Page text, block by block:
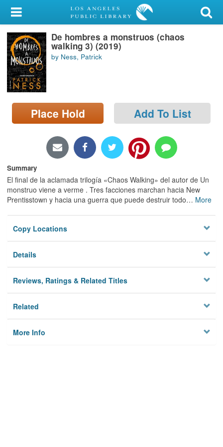
My Account
Library Card
Sign In
Search
Locations/Hours (external
page)
De hombres a monstruos (chaos
walking 3) (2019)
by Ness, Patrick
Place Hold Add To List
Summary
El final de la aclamada trilogía «Chaos Walking» del autor de Un
monstruo viene a verme . Tres facciones marchan hacia New
Prentisstown y hacia una guerra que puede destruir todo… More
Copy Locations
Details
Reviews, Ratings & Related Titles
Related
More Info